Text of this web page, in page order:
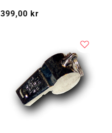
Vanlig
399,00 kr